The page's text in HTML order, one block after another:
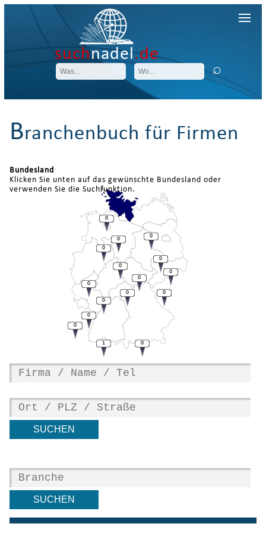
suchnadel.de
Branchenbuch für Firmen
Bundesland
Klicken Sie unten auf das gewünschte Bundesland oder
verwenden Sie die Suchfunktion.
0
0
0
0
0
0
0
0
0
0
0
0
0
1
0
0